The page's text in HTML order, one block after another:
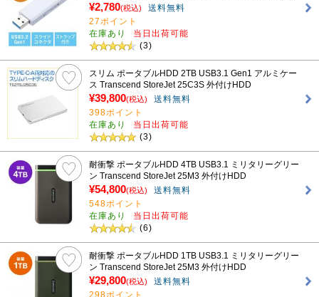
¥2,780(税込)
送料無料
27ポイント
在庫あり
当日出荷可能
(3)
スリム ポータブルHDD 2TB USB3.1 Gen1 アルミケー
ス Transcend StoreJet 25C3S 外付けHDD
¥39,800(税込)
送料無料
398ポイント
在庫あり
当日出荷可能
(3)
耐衝撃 ポータブルHDD 4TB USB3.1 ミリタリーグリー
ン Transcend StoreJet 25M3 外付けHDD
¥54,800(税込)
送料無料
548ポイント
在庫あり
当日出荷可能
(6)
耐衝撃 ポータブルHDD 1TB USB3.1 ミリタリーグリー
ン Transcend StoreJet 25M3 外付けHDD
¥29,800(税込)
送料無料
298ポイント